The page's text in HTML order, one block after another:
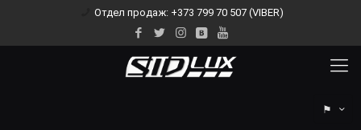
Отдел продаж: +373 799 70 507 (VIBER)
⚑